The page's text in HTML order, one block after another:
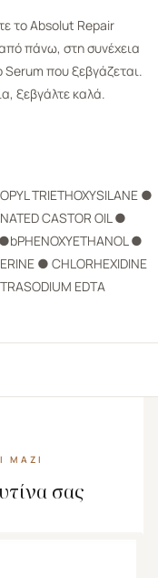
το Absolut Repair
πάνω, στη συνέχεια
Serum που ξεβγάζεται.
ξεβγάλτε καλά.
TRIETHOXYSILANE ●
CASTOR OIL ●
●
● CHLORHEXIDINE
EDTA
ΜΑΖΊ
σας